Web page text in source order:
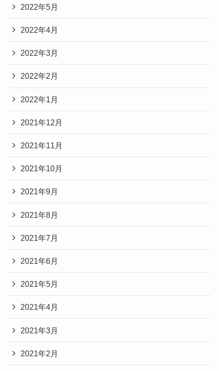
2022年5月
2022年4月
2022年3月
2022年2月
2022年1月
2021年12月
2021年11月
2021年10月
2021年9月
2021年8月
2021年7月
2021年6月
2021年5月
2021年4月
2021年3月
2021年2月